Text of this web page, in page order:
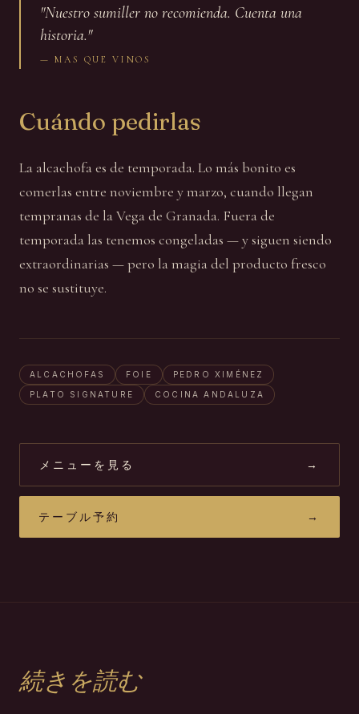
"Nuestro sumiller no recomienda. Cuenta una
historia."
—MAS QUE VINOS
Cuándo pedirlas
La alcachofa es de temporada. Lo más bonito es
comerlas entre noviembre y marzo, cuando llegan
tempranas de la Vega de Granada. Fuera de
temporada las tenemos congeladas — y siguen siendo
extraordinarias — pero la magia del producto fresco
no se sustituye.
ALCACHOFAS FOIE PEDRO XIMÉNEZ
PLATO SIGNATURE COCINA ANDALUZA
メニューを見る →
テーブル予約 →
続きを読む